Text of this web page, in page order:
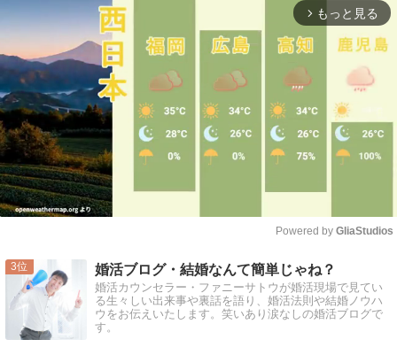
arrow_forward_ios もっと見る
Mute
Powered by GliaStudios
3 婚活ブログ・結婚なんて簡単じゃね？
婚活カウンセラー・ファニーサトウが婚活現場で見てい
る生々しい出来事や裏話を語り、婚活法則や結婚ノウハ
ウをお伝えいたします。笑いあり涙なしの婚活ブログで
す。